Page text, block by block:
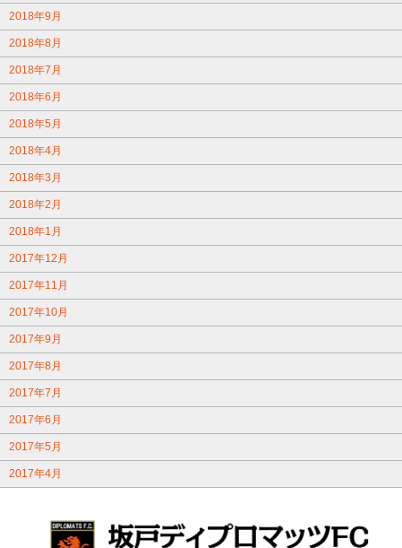
2018年9月
2018年8月
2018年7月
2018年6月
2018年5月
2018年4月
2018年3月
2018年2月
2018年1月
2017年12月
2017年11月
2017年10月
2017年9月
2017年8月
2017年7月
2017年6月
2017年5月
2017年4月